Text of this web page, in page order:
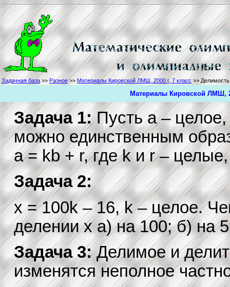
Задачная база>> Разное>> Материалы Кировской ЛМШ, 2000 г, 7 класс>>
Материалы Кировской ЛМШ,
Задача 1:Пусть a – целое,
можно единственным
a = kb + r, где k и r –
Задача 2:
x = 100k – 16, k – целое.
делении x а) на 100; б) на
Задача 3:Делимое и
изменятся неполное